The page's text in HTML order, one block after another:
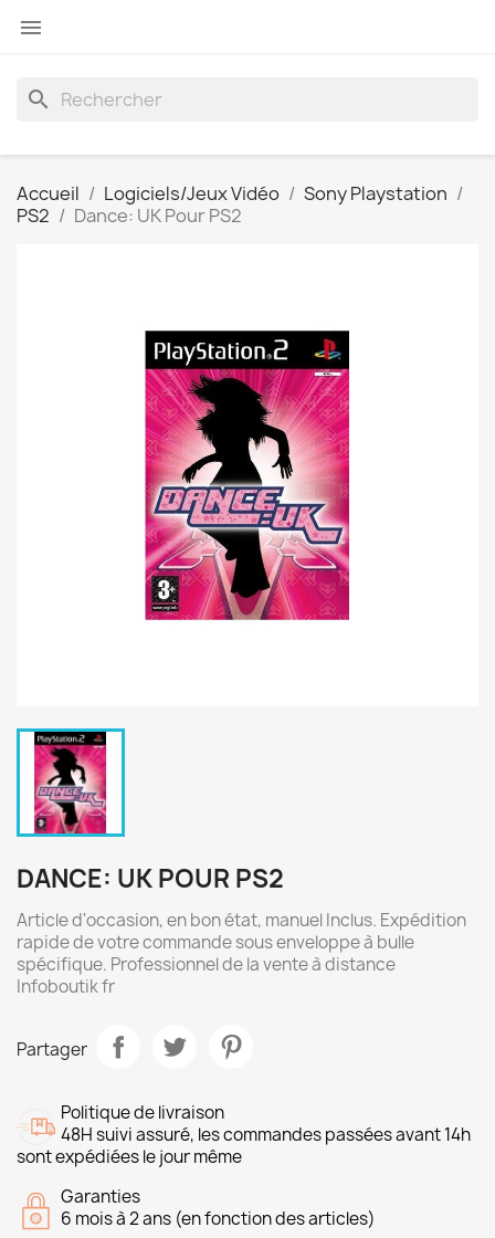

search
Accueil Logiciels/Jeux Vidéo
Sony Playstation
PS2
Dance: UK Pour PS2
DANCE: UK POUR PS2
Article d'occasion, en bon état, manuel Inclus. Expédition
rapide de votre commande sous enveloppe à bulle
spécifique. Professionnel de la vente à distance
Infoboutik fr
Partager
Politique de livraison
48H suivi assuré, les commandes passées avant 14h
sont expédiées le jour même
Garanties
6 mois à 2 ans (en fonction des articles)